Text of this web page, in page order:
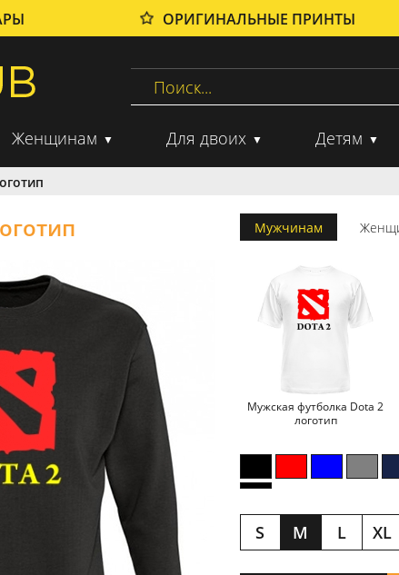
ОРИГИНАЛЬНЫЕ ПРИНТЫ
Женщинам Для двоих Детям
Мужчинам
Мужская футболка Dota 2
логотип
S M L XL